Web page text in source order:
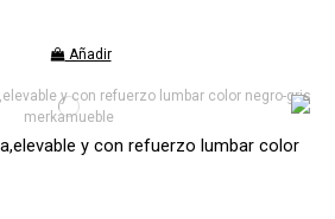
Añadir
y con refuerzo lumbar color